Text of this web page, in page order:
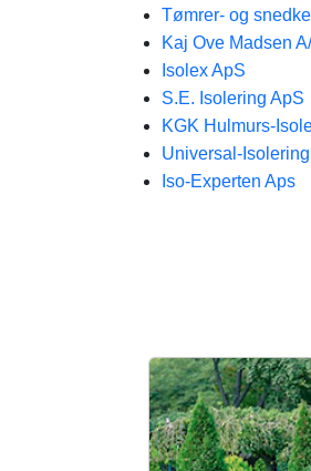
Tømrer- og
Kaj Ove Madsen
Isolex ApS
S.E. Isolering ApS
KGK Hulmurs-
Universal-
Iso-Experten Aps